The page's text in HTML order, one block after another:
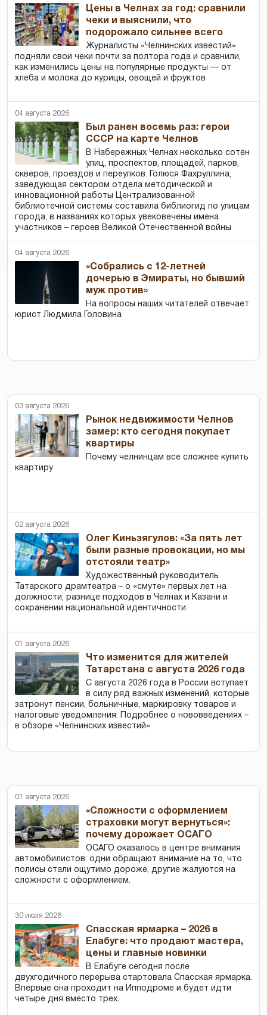
Цены в Челнах за год: сравнили
чеки и выяснили, что
подорожало сильнее всего
Журналисты «Челнинских известий»
подняли свои чеки почти за полтора года и сравнили,
как изменились цены на популярные продукты — от
хлеба и молока до курицы, овощей и фруктов
04 августа 2026
Был ранен восемь раз: герои
СССР на карте Челнов
В Набережных Челнах несколько сотен
улиц, проспектов, площадей, парков,
скверов, проездов и переулков. Голюся Фахруллина,
заведующая сектором отдела методической и
инновационной работы Централизованной
библиотечной системы составила библиогид по улицам
города, в названиях которых увековечены имена
участников – героев Великой Отечественной войны
04 августа 2026
«Собрались с 12-летней
дочерью в Эмираты, но бывший
муж против»
На вопросы наших читателей отвечает
юрист Людмила Головина
03 августа 2026
Рынок недвижимости Челнов
замер: кто сегодня покупает
квартиры
Почему челнинцам все сложнее купить
квартиру
02 августа 2026
Олег Киньзягулов: «За пять лет
были разные провокации, но мы
отстояли театр»
Художественный руководитель
Татарского драмтеатра – о «смуте» первых лет на
должности, разнице подходов в Челнах и Казани и
сохранении национальной идентичности.
01 августа 2026
Что изменится для жителей
Татарстана с августа 2026 года
С августа 2026 года в России вступает
в силу ряд важных изменений, которые
затронут пенсии, больничные, маркировку товаров и
налоговые уведомления. Подробнее о нововведениях –
в обзоре «Челнинских известий»
01 августа 2026
«Сложности с оформлением
страховки могут вернуться»:
почему дорожает ОСАГО
ОСАГО оказалось в центре внимания
автомобилистов: одни обращают внимание на то, что
полисы стали ощутимо дороже, другие жалуются на
сложности с оформлением.
30 июля 2026
Спасская ярмарка – 2026 в
Елабуге: что продают мастера,
цены и главные новинки
В Елабуге сегодня после
двухгодичного перерыва стартовала Спасская ярмарка.
Впервые она проходит на Ипподроме и будет идти
четыре дня вместо трех.